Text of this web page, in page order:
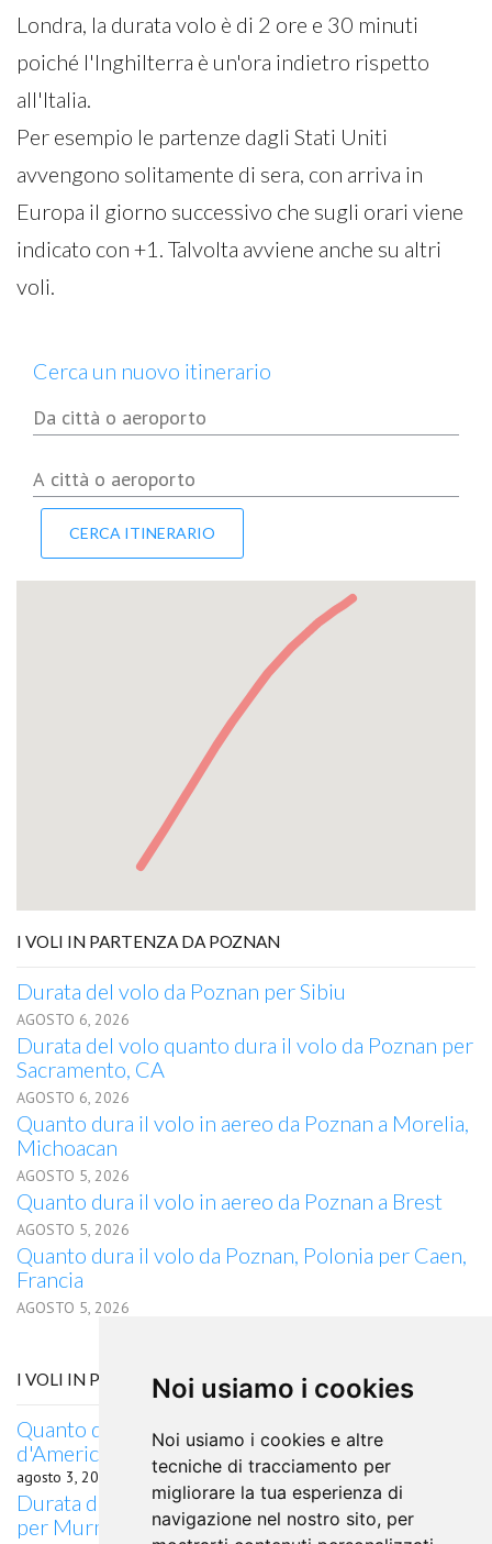
Noi usiamo i cookies
Noi usiamo i cookies e altre
tecniche di tracciamento per
migliorare la tua esperienza di
navigazione nel nostro sito, per
Londra, la durata volo è di 2 ore e 30 minuti
poiché l'Inghilterra è un'ora indietro rispetto
all'Italia.
Per esempio le partenze dagli Stati Uniti
avvengono solitamente di sera, con arriva in
Europa il giorno successivo che sugli orari viene
indicato con +1. Talvolta avviene anche su altri
voli.
Cerca un nuovo itinerario
I VOLI IN PARTENZA DA POZNAN
Durata del volo da Poznan per Sibiu
AGOSTO 6, 2026
Durata del volo quanto dura il volo da Poznan per
Sacramento, CA
AGOSTO 6, 2026
Quanto dura il volo in aereo da Poznan a Morelia,
Michoacan
AGOSTO 5, 2026
Quanto dura il volo in aereo da Poznan a Brest
AGOSTO 5, 2026
Quanto dura il volo da Poznan, Polonia per Caen,
Francia
AGOSTO 5, 2026
I VOLI IN PARTENZA DA LONDRINA
Quanto dura il volo da Londrina, Stati Uniti
d'America per Saginaw, MI, Brasile
agosto 3, 2026
Durata del volo Quanto dura il volo da Londrina
per Murmansk